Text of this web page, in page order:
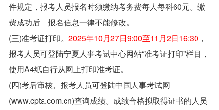
件规定，报考人员报名时须缴纳考务费每人每科60元。缴
费成功后，报名信息一律不能修改。
(三)准考证打印。2025年10月27日9:00至11月2日16:30 ，
报考人员可登陆宁夏人事考试中心网站“准考证打印”栏目，
使用A4纸自行从网上打印准考证。
(四)考后审核。报考人员可登陆中国人事考试网
(www.cpta.com.cn)查询成绩。成绩合格拟取得证书的人员